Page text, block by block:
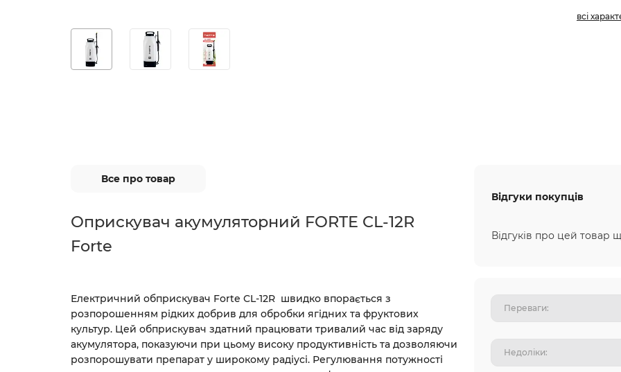
всі
Все про товар
Оприскувач акумуляторний FORTE CL-12R
Forte
Електричний обприскувач Forte CL-12R швидко впорається з
розпорошенням рідких добрив для обробки ягідних та фруктових
культур. Цей обприскувач здатний працювати тривалий час від заряду
акумулятора, показуючи при цьому високу продуктивність та дозволяючи
розпорошувати препарат у широкому радіусі. Регулювання потужності
Відгуки покупців
Відгуків про цей товар